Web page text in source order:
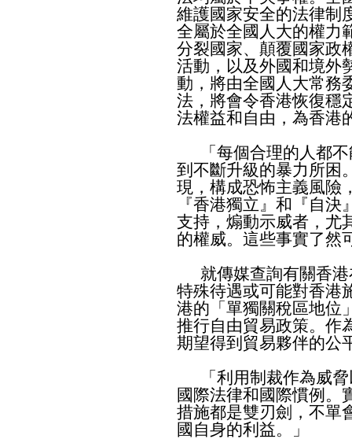
維護國家安全的法律制
全屬於全國人大的權力
分裂國家、顛覆國家政
活動，以及外國和境外
動，將由全國人大常務
法，將會令香港恢復穩
法權益和自由，為香港
「每個合理的人都不
到不斷升級的暴力所困
現，構成恐怖主義風險
『香港獨立』和『自
支持，煽動示威者，尤
的權威。這些事實了然
就傳媒查詢有關香港
特殊待遇或可能對香港
港的「單獨關稅區地位
推行自由貿易政策。作
期望得到貿易夥伴的公
「利用制裁作為威脅
國際法律和國際慣例。
措施都是雙刃劍，不單
國自身的利益。」